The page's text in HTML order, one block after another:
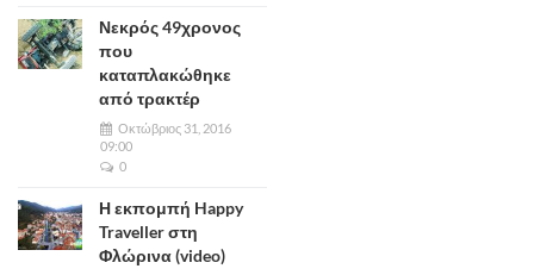
Νεκρός 49χρονος
που
καταπλακώθηκε
από τρακτέρ
Οκτώβριος 31, 2016
09:00
0
Η εκπομπή Happy
Traveller στη
Φλώρινα (video)